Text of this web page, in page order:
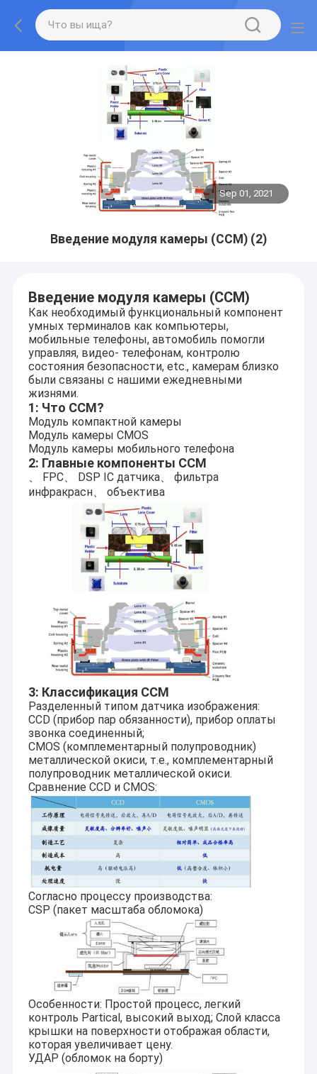
Sep 01, 2021
Введение модуля камеры (CCM) (2)
Введение модуля камеры (CCM)
Как необходимый функциональный компонент
умных терминалов как компьютеры,
мобильные телефоны, автомобиль помогли
управляя, видео- телефонам, контролю
состояния безопасности, etc., камерам близко
были связаны с нашими ежедневными
жизнями.
1: Что CCM?
Модуль компактной камеры
Модуль камеры CMOS
Модуль камеры мобильного телефона
2: Главные компоненты CCM
、 FPC、 DSP IC датчика、 фильтра
инфракрасн、 объектива
3: Классификация CCM
Разделенный типом датчика изображения:
CCD (прибор пар обязанности), прибор оплаты
звонка соединенный;
CMOS (комплементарный полупроводник)
металлической окиси, т.е., комплементарный
полупроводник металлической окиси.
Сравнение CCD и CMOS:
Согласно процессу производства:
CSP (пакет масштаба обломока)
Особенности: Простой процесс, легкий
контроль Partical, высокий выход; Слой класса
крышки на поверхности отображая области,
которая увеличивает цену.
УДАР (обломок на борту)